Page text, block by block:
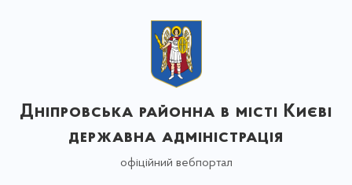
Дніпровська районна в місті Києві
державна адміністрація
офіційний вебпортал